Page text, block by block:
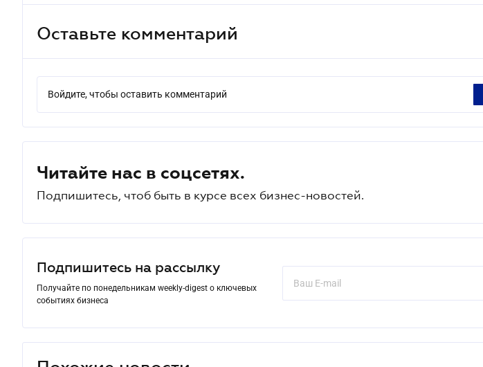
Оставьте комментарий
Войдите, чтобы оставить комментарий
Читайте нас в соцсетях.
Подпишитесь, чтоб быть в курсе всех бизнес-новостей.
Подпишитесь на рассылку
Получайте по понедельникам weekly-digest о ключевых
событиях бизнеса